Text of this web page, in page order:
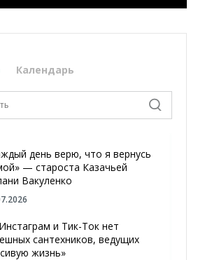
Календарь
день верю, что я вернусь
— староста Казачьей
Вакуленко
и Тик-Ток нет
сантехников, ведущих
жизнь»